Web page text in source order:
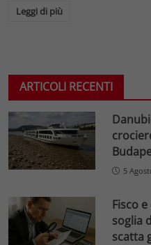
Leggi di più
ARTICOLI RECENTI
5
Fisco
soglia
scatta